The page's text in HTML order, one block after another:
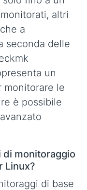
altri
a
seconda delle
un
monitorare le
è possibile
di monitoraggio
Linux?
di base